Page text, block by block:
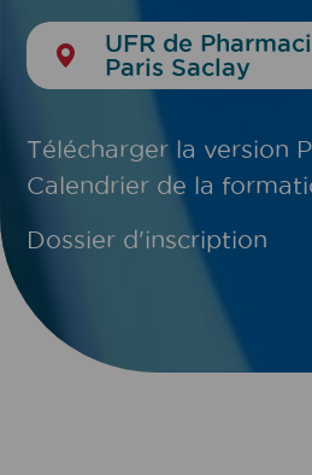
UFR de
Paris Saclay
Télécharger la version
Calendrier de la
Dossier d'inscription